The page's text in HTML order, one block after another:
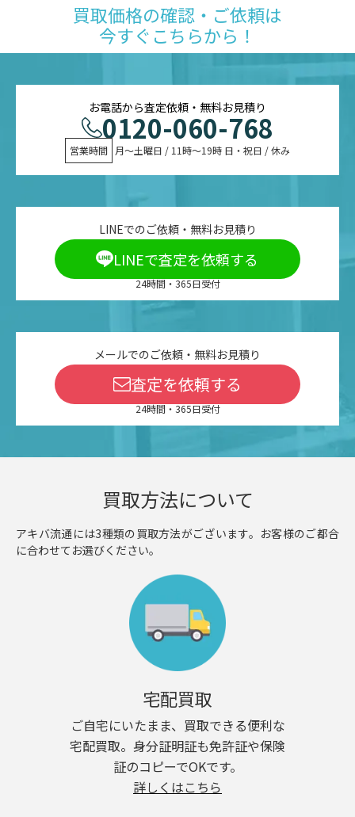
買取価格の確認・ご依頼は
今すぐこちらから！
お電話から査定依頼・無料お見積り
0120-060-768
営業時間 月〜土曜日 / 11時〜19時 日・祝日 / 休み
LINEでのご依頼・無料お見積り
LINEで査定を依頼する
24時間・365日受付
メールでのご依頼・無料お見積り
査定を依頼する
24時間・365日受付
買取方法について
アキバ流通には3種類の買取方法がございます。お客様のご都合
に合わせてお選びください。
宅配買取
ご自宅にいたまま、買取できる便利な
宅配買取。身分証明証も免許証や保険
証のコピーでOKです。
詳しくはこちら